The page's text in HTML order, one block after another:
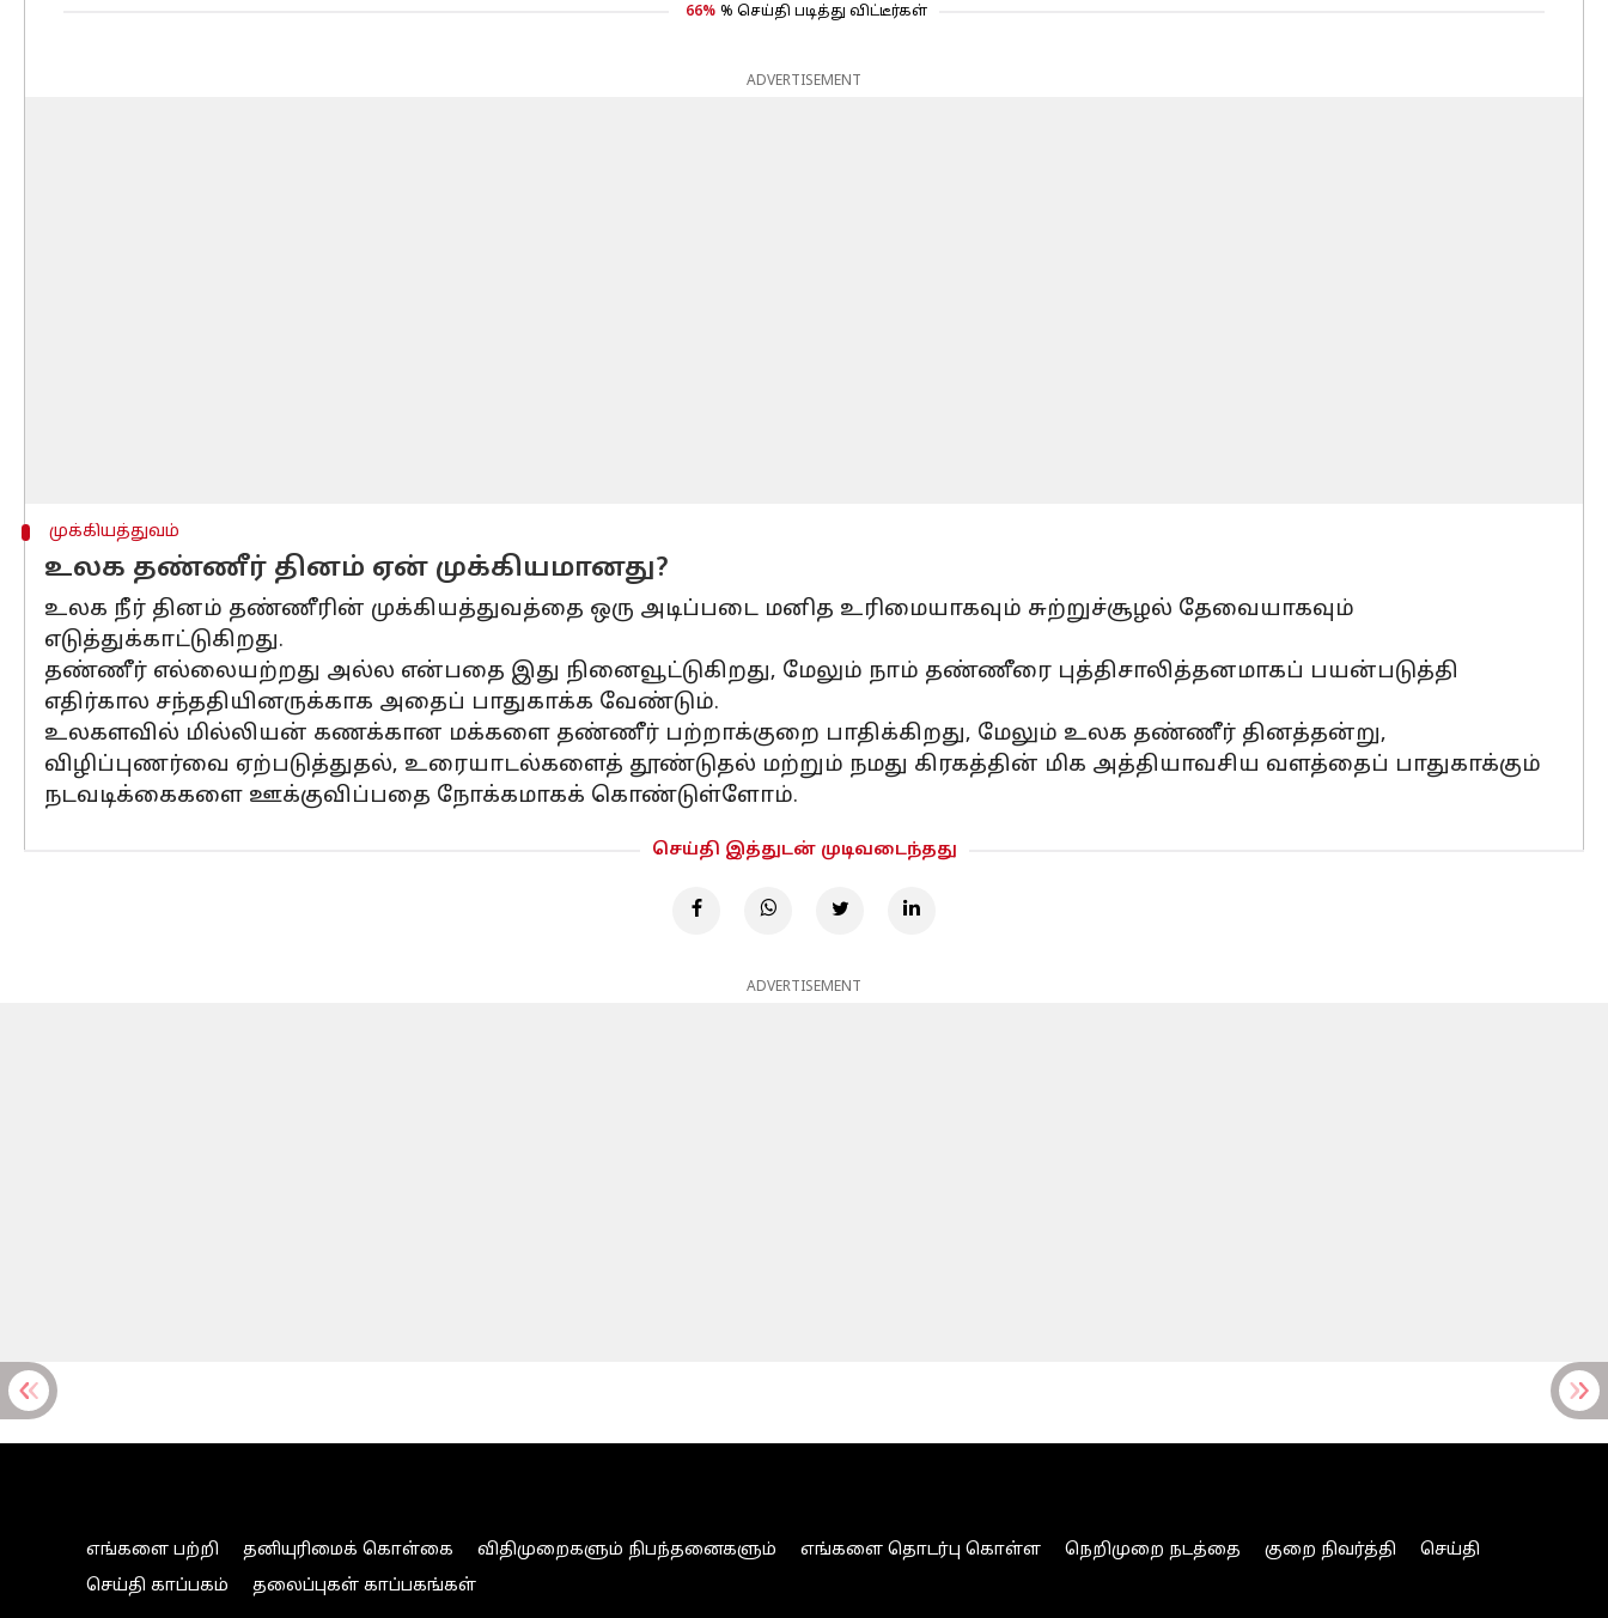
66% % செய்தி படித்து விட்டீர்கள்
ADVERTISEMENT
முக்கியத்துவம்
உலக தண்ணீர் தினம் ஏன் முக்கியமானது?
உலக நீர் தினம் தண்ணீரின் முக்கியத்துவத்தை ஒரு அடிப்படை மனித உரிமையாகவும் சுற்றுச்சூழல் தேவையாகவும்
எடுத்துக்காட்டுகிறது.
தண்ணீர் எல்லையற்றது அல்ல என்பதை இது நினைவூட்டுகிறது, மேலும் நாம் தண்ணீரை புத்திசாலித்தனமாகப் பயன்படுத்தி
எதிர்கால சந்ததியினருக்காக அதைப் பாதுகாக்க வேண்டும்.
உலகளவில் மில்லியன் கணக்கான மக்களை தண்ணீர் பற்றாக்குறை பாதிக்கிறது, மேலும் உலக தண்ணீர் தினத்தன்று,
விழிப்புணர்வை ஏற்படுத்துதல், உரையாடல்களைத் தூண்டுதல் மற்றும் நமது கிரகத்தின் மிக அத்தியாவசிய வளத்தைப் பாதுகாக்கும்
நடவடிக்கைகளை ஊக்குவிப்பதை நோக்கமாகக் கொண்டுள்ளோம்.
செய்தி இத்துடன் முடிவடைந்தது
ADVERTISEMENT
எங்களை பற்றி தனியுரிமைக் கொள்கை விதிமுறைகளும் நிபந்தனைகளும் எங்களை தொடர்பு கொள்ள நெறிமுறை நடத்தை குறை நிவர்த்தி
செய்தி
செய்தி காப்பகம்
தலைப்புகள் காப்பகங்கள்